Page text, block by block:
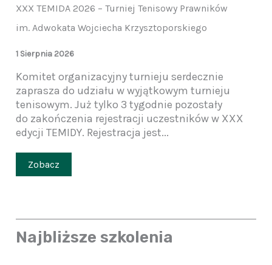
XXX TEMIDA 2026 – Turniej Tenisowy Prawników
im. Adwokata Wojciecha Krzysztoporskiego
1 Sierpnia 2026
Komitet organizacyjny turnieju serdecznie
zaprasza do udziału w wyjątkowym turnieju
tenisowym. Już tylko 3 tygodnie pozostały
do zakończenia rejestracji uczestników w XXX
edycji TEMIDY. Rejestracja jest...
Zobacz
Najbliższe szkolenia